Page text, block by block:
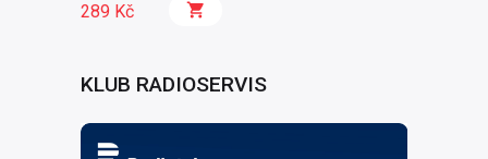
289 Kč
KLUB RADIOSERVIS